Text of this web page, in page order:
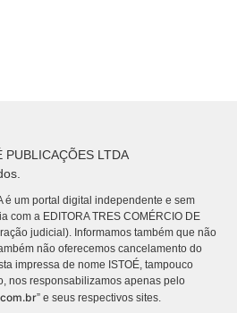
LTDA
é um portal digital independente e sem
com a EDITORA TRES COMÉRCIO DE
judicial). Informamos também que não
não oferecemos cancelamento do
impressa de nome ISTOÉ, tampouco
nos responsabilizamos apenas pelo
” e seus respectivos sites.